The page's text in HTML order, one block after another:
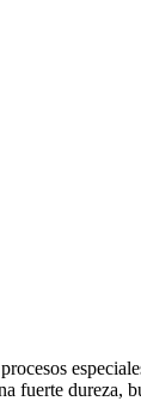
dureza,